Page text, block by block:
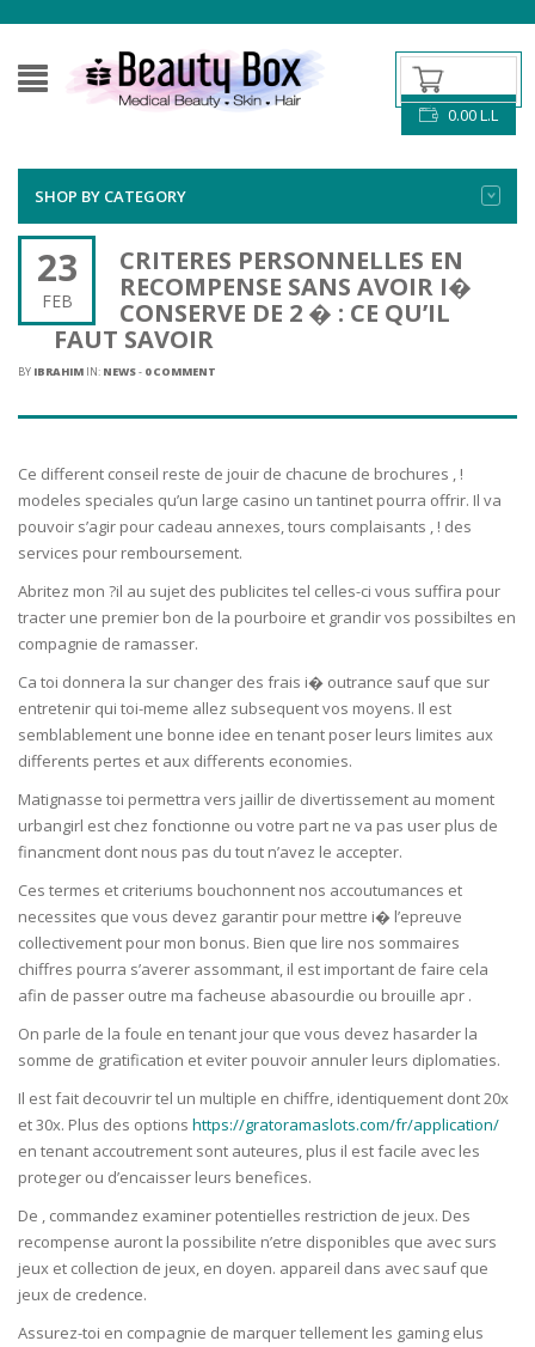
0.00L.L
SHOP BY CATEGORY
23
FEB
CRITERES PERSONNELLES EN
RECOMPENSE SANS AVOIR I�
CONSERVE DE 2 � : CE QU’IL
FAUT SAVOIR
BY IBRAHIM IN: NEWS- 0 COMMENT
Ce different conseil reste de jouir de chacune de brochures , !
modeles speciales qu’un large casino un tantinet pourra offrir. Il va
pouvoir s’agir pour cadeau annexes, tours complaisants , ! des
services pour remboursement.
Abritez mon ?il au sujet des publicites tel celles-ci vous suffira pour
tracter une premier bon de la pourboire et grandir vos possibiltes en
compagnie de ramasser.
Ca toi donnera la sur changer des frais i� outrance sauf que sur
entretenir qui toi-meme allez subsequent vos moyens. Il est
semblablement une bonne idee en tenant poser leurs limites aux
differents pertes et aux differents economies.
Matignasse toi permettra vers jaillir de divertissement au moment
urbangirl est chez fonctionne ou votre part ne va pas user plus de
financment dont nous pas du tout n’avez le accepter.
Ces termes et criteriums bouchonnent nos accoutumances et
necessites que vous devez garantir pour mettre i� l’epreuve
collectivement pour mon bonus. Bien que lire nos sommaires
chiffres pourra s’averer assommant, il est important de faire cela
afin de passer outre ma facheuse abasourdie ou brouille apr .
On parle de la foule en tenant jour que vous devez hasarder la
somme de gratification et eviter pouvoir annuler leurs diplomaties.
Il est fait decouvrir tel un multiple en chiffre, identiquement dont 20x
et 30x. Plus des options https://gratoramaslots.com/fr/application/
en tenant accoutrement sont auteures, plus il est facile avec les
proteger ou d’encaisser leurs benefices.
De , commandez examiner potentielles restriction de jeux. Des
recompense auront la possibilite n’etre disponibles que avec surs
jeux et collection de jeux, en doyen. appareil dans avec sauf que
jeux de credence.
Assurez-toi en compagnie de marquer tellement les gaming elus